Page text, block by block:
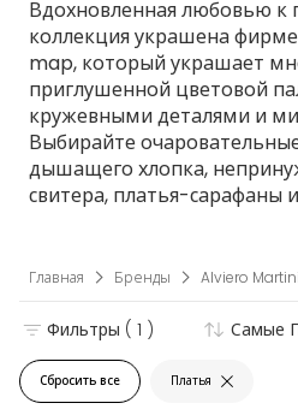
Вдохновленная любовью к
коллекция украшена
map, который украшает
приглушенной цветовой
кружевными деталями и
Выбирайте
дышащего хлопка,
свитера, платья-сарафаны
Главная Бренды Alviero Martini
Сбросить все Платья
Фильтры ( 1 ) Самые